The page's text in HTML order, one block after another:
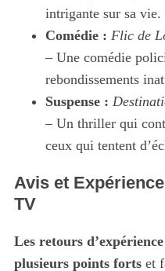
intrigante sur sa vie.
Comédie : Flic de
– Une comédie
rebondissements
Suspense :
– Un thriller qui
ceux qui tentent
Avis et
TV
Les retours
plusieurs points fortset